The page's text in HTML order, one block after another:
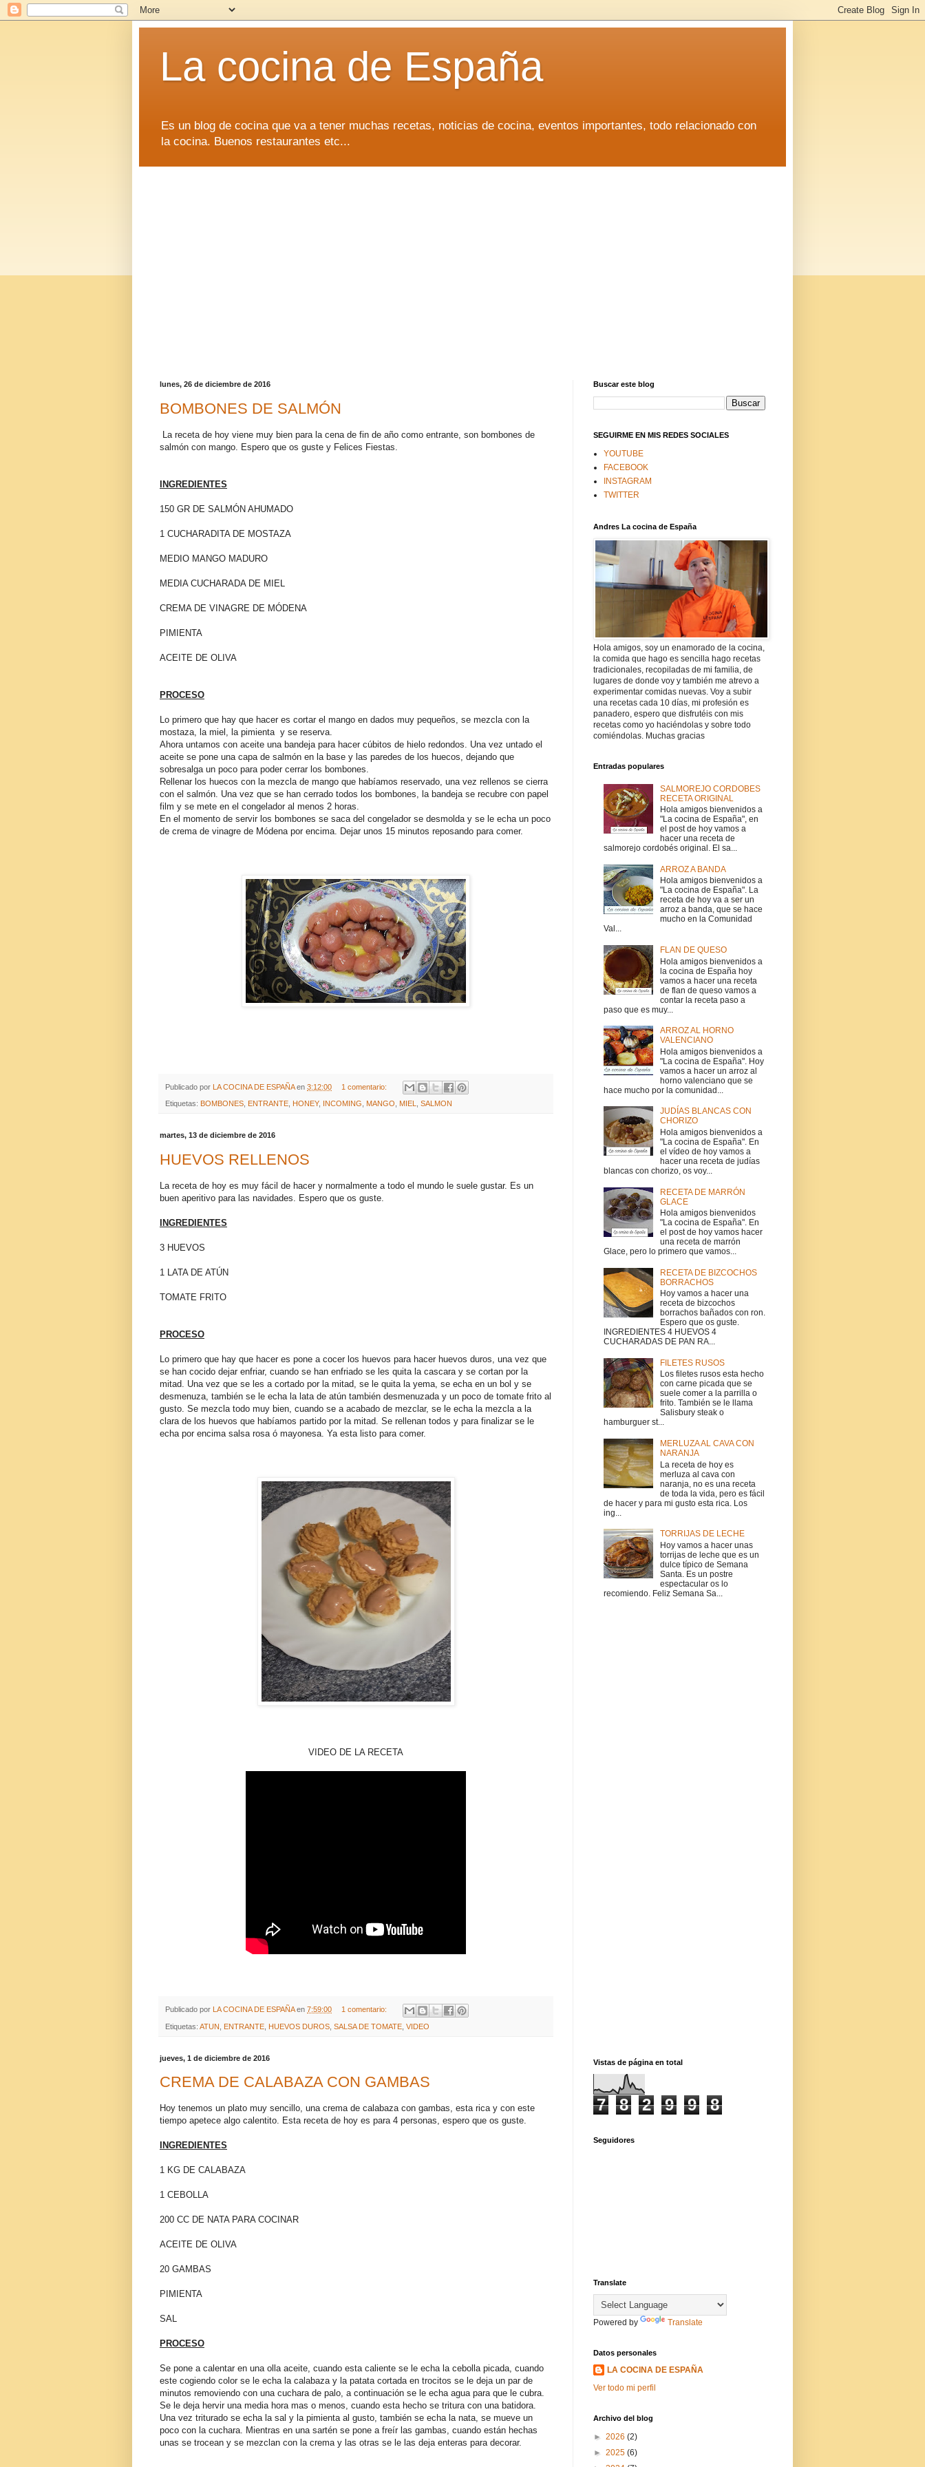
La cocina de España
Es un blog de cocina que va a tener muchas recetas, noticias de cocina, eventos importantes, todo relacionado con
la cocina. Buenos restaurantes etc...
lunes, 26 de diciembre de 2016
BOMBONES DE SALMÓN
La receta de hoy viene muy bien para la cena de fin de año como entrante, son bombones de
salmón con mango. Espero que os guste y Felices Fiestas.
INGREDIENTES
150 GR DE SALMÓN AHUMADO
1 CUCHARADITA DE MOSTAZA
MEDIO MANGO MADURO
MEDIA CUCHARADA DE MIEL
CREMA DE VINAGRE DE MÓDENA
PIMIENTA
ACEITE DE OLIVA
PROCESO
Lo primero que hay que hacer es cortar el mango en dados muy pequeños, se mezcla con la
mostaza, la miel, la pimienta y se reserva.
Ahora untamos con aceite una bandeja para hacer cúbitos de hielo redondos. Una vez untado el
aceite se pone una capa de salmón en la base y las paredes de los huecos, dejando que
sobresalga un poco para poder cerrar los bombones.
Rellenar los huecos con la mezcla de mango que habíamos reservado, una vez rellenos se cierra
con el salmón. Una vez que se han cerrado todos los bombones, la bandeja se recubre con papel
film y se mete en el congelador al menos 2 horas.
En el momento de servir los bombones se saca del congelador se desmolda y se le echa un poco
de crema de vinagre de Módena por encima. Dejar unos 15 minutos reposando para comer.
Publicado por LA COCINA DE ESPAÑA en 3:12:00 1 comentario:
Etiquetas: BOMBONES, ENTRANTE, HONEY, INCOMING, MANGO, MIEL, SALMON
martes, 13 de diciembre de 2016
HUEVOS RELLENOS
La receta de hoy es muy fácil de hacer y normalmente a todo el mundo le suele gustar. Es un
buen aperitivo para las navidades. Espero que os guste.
INGREDIENTES
3 HUEVOS
1 LATA DE ATÚN
TOMATE FRITO
PROCESO
Lo primero que hay que hacer es pone a cocer los huevos para hacer huevos duros, una vez que
se han cocido dejar enfriar, cuando se han enfriado se les quita la cascara y se cortan por la
mitad. Una vez que se les a cortado por la mitad, se le quita la yema, se echa en un bol y se
desmenuza, también se le echa la lata de atún también desmenuzada y un poco de tomate frito al
gusto. Se mezcla todo muy bien, cuando se a acabado de mezclar, se le echa la mezcla a la
clara de los huevos que habíamos partido por la mitad. Se rellenan todos y para finalizar se le
echa por encima salsa rosa ó mayonesa. Ya esta listo para comer.
VIDEO DE LA RECETA
Publicado por LA COCINA DE ESPAÑA en 7:59:00 1 comentario:
Etiquetas: ATUN ENTRANTE HUEVOS DUROS SALSA DE TOMATE VIDEO
jueves, 1 de diciembre de 2016
CREMA DE CALABAZA CON GAMBAS
Hoy tenemos un plato muy sencillo, una crema de calabaza con gambas, esta rica y con este
tiempo apetece algo calentito. Esta receta de hoy es para 4 personas, espero que os guste.
INGREDIENTES
1 KG DE CALABAZA
1 CEBOLLA
200 CC DE NATA PARA COCINAR
ACEITE DE OLIVA
20 GAMBAS
PIMIENTA
SAL
PROCESO
Se pone a calentar en una olla aceite, cuando esta caliente se le echa la cebolla picada, cuando
este cogiendo color se le echa la calabaza y la patata cortada en trocitos se le deja un par de
minutos removiendo con una cuchara de palo, a continuación se le echa agua para que le cubra.
Se le deja hervir una media hora mas o menos, cuando esta hecho se tritura con una batidora.
Una vez triturado se echa la sal y la pimienta al gusto, también se echa la nata, se mueve un
poco con la cuchara. Mientras en una sartén se pone a freír las gambas, cuando están hechas
unas se trocean y se mezclan con la crema y las otras se le las deja enteras para decorar.
Buscar este blog
SEGUIRME EN MIS REDES SOCIALES
YOUTUBE
FACEBOOK
INSTAGRAM
TWITTER
Andres La cocina de España
Hola amigos, soy un enamorado de la cocina,
la comida que hago es sencilla hago recetas
tradicionales, recopiladas de mi familia, de
lugares de donde voy y también me atrevo a
experimentar comidas nuevas. Voy a subir
una recetas cada 10 días, mi profesión es
panadero, espero que disfrutéis con mis
recetas como yo haciéndolas y sobre todo
comiéndolas. Muchas gracias
Entradas populares
SALMOREJO CORDOBES
RECETA ORIGINAL
Hola amigos bienvenidos a
"La cocina de España", en
el post de hoy vamos a
hacer una receta de
salmorejo cordobés original. El sa...
ARROZ A BANDA
Hola amigos bienvenidos a
"La cocina de España". La
receta de hoy va a ser un
arroz a banda, que se hace
mucho en la Comunidad
Val...
FLAN DE QUESO
Hola amigos bienvenidos a
la cocina de España hoy
vamos a hacer una receta
de flan de queso vamos a
contar la receta paso a
paso que es muy...
ARROZ AL HORNO
VALENCIANO
Hola amigos bienvenidos a
"La cocina de España". Hoy
vamos a hacer un arroz al
horno valenciano que se
hace mucho por la comunidad...
JUDÍAS BLANCAS CON
CHORIZO
Hola amigos bienvenidos a
"La cocina de España". En
el vídeo de hoy vamos a
hacer una receta de judías
blancas con chorizo, os voy...
RECETA DE MARRÓN
GLACE
Hola amigos bienvenidos
"La cocina de España". En
el post de hoy vamos hacer
una receta de marrón
Glace, pero lo primero que vamos...
RECETA DE BIZCOCHOS
BORRACHOS
Hoy vamos a hacer una
receta de bizcochos
borrachos bañados con ron.
Espero que os guste.
INGREDIENTES 4 HUEVOS 4
CUCHARADAS DE PAN RA...
FILETES RUSOS
Los filetes rusos esta hecho
con carne picada que se
suele comer a la parrilla o
frito. También se le llama
Salisbury steak o
hamburguer st...
MERLUZA AL CAVA CON
NARANJA
La receta de hoy es
merluza al cava con
naranja, no es una receta
de toda la vida, pero es fácil
de hacer y para mi gusto esta rica. Los
ing...
TORRIJAS DE LECHE
Hoy vamos a hacer unas
torrijas de leche que es un
dulce típico de Semana
Santa. Es un postre
espectacular os lo
recomiendo. Feliz Semana Sa...
Vistas de página en total
7 8 2 9 9 8
Seguidores
Translate
Powered by Translate
Datos personales
LA COCINA DE ESPAÑA
Ver todo mi perfil
Archivo del blog
► 2026 (2)
► 2025 (6)